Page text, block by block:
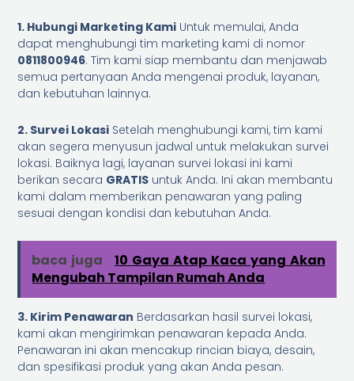
1. Hubungi Marketing Kami Untuk memulai, Anda
dapat menghubungi tim marketing kami di nomor
0811800946. Tim kami siap membantu dan menjawab
semua pertanyaan Anda mengenai produk, layanan,
dan kebutuhan lainnya.
2. Survei Lokasi Setelah menghubungi kami, tim kami
akan segera menyusun jadwal untuk melakukan survei
lokasi. Baiknya lagi, layanan survei lokasi ini kami
berikan secara GRATIS untuk Anda. Ini akan membantu
kami dalam memberikan penawaran yang paling
sesuai dengan kondisi dan kebutuhan Anda.
baca juga
10 Gaya Atap Kaca yang Akan
Mengubah Tampilan Rumah Anda
3. Kirim Penawaran Berdasarkan hasil survei lokasi,
kami akan mengirimkan penawaran kepada Anda.
Penawaran ini akan mencakup rincian biaya, desain,
dan spesifikasi produk yang akan Anda pesan.